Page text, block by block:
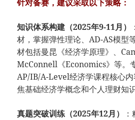
针对备赛，建议采取以下策略：
​知识体系构建（2025年9-11月）​
材，掌握弹性理论、AD-AS模型
材包括曼昆《经济学原理》、
McConnell《Economics》等。
AP/IB/A-Level经济学课程核心
焦基础经济学概念和个人理财知识
​真题突破训练（2025年12月）​